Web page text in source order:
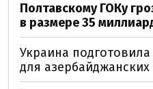
Полтавскому ГОКу
в размере 35
Украина
для